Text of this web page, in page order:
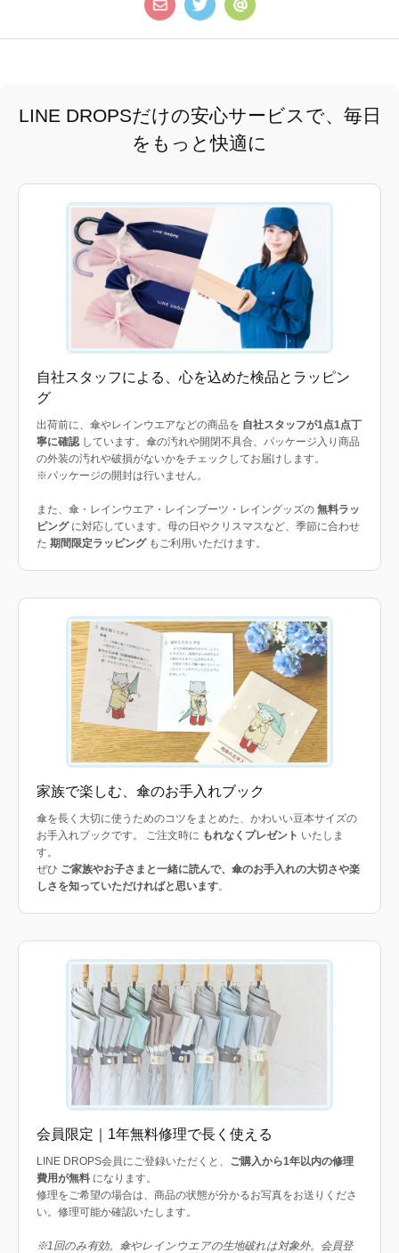
LINE DROPSだけの安心サービスで、毎日
をもっと快適に
自社スタッフによる、心を込めた検品とラッピン
グ
出荷前に、傘やレインウエアなどの商品を 自社スタッフが1点1点丁
寧に確認しています。傘の汚れや開閉不具合、パッケージ入り商品
の外装の汚れや破損がないかをチェックしてお届けします。
※パッケージの開封は行いません。
また、傘・レインウエア・レインブーツ・レイングッズの 無料ラッ
ピングに対応しています。母の日やクリスマスなど、季節に合わせ
た 期間限定ラッピングもご利用いただけます。
家族で楽しむ、傘のお手入れブック
傘を長く大切に使うためのコツをまとめた、かわいい豆本サイズの
お手入れブックです。 ご注文時に もれなくプレゼント いたしま
す。
ぜひ ご家族やお子さまと一緒に読んで、傘のお手入れの大切さや楽
しさを知っていただければと思います。
会員限定｜1年無料修理で長く使える
LINE DROPS会員にご登録いただくと、 ご購入から1年以内の修理
費用が無料 になります。
修理をご希望の場合は、商品の状態が分かるお写真をお送りくださ
い。修理可能か確認いたします。
※1回のみ有効。傘やレインウエアの生地破れは対象外。会員登